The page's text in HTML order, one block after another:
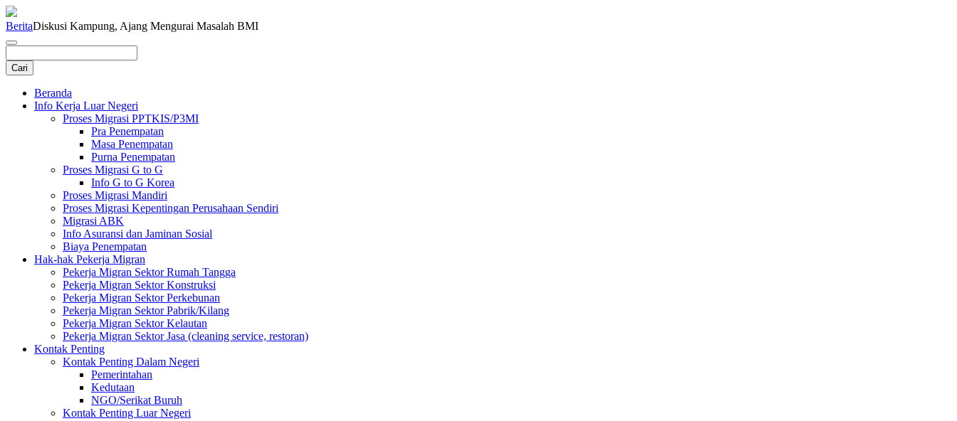
BeritaDiskusi Kampung, Ajang Mengurai Masalah BMI
Beranda
Info Kerja Luar Negeri
Proses Migrasi PPTKIS/P3MI
Pra Penempatan
Masa Penempatan
Purna Penempatan
Proses Migrasi G to G
Info G to G Korea
Proses Migrasi Mandiri
Proses Migrasi Kepentingan Perusahaan Sendiri
Migrasi ABK
Info Asuransi dan Jaminan Sosial
Biaya Penempatan
Hak-hak Pekerja Migran
Pekerja Migran Sektor Rumah Tangga
Pekerja Migran Sektor Konstruksi
Pekerja Migran Sektor Perkebunan
Pekerja Migran Sektor Pabrik/Kilang
Pekerja Migran Sektor Kelautan
Pekerja Migran Sektor Jasa (cleaning service, restoran)
Kontak Penting
Kontak Penting Dalam Negeri
Pemerintahan
Kedutaan
NGO/Serikat Buruh
Kontak Penting Luar Negeri